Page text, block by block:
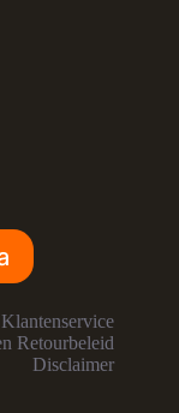
Klantenservice
Retourbeleid
Disclaimer